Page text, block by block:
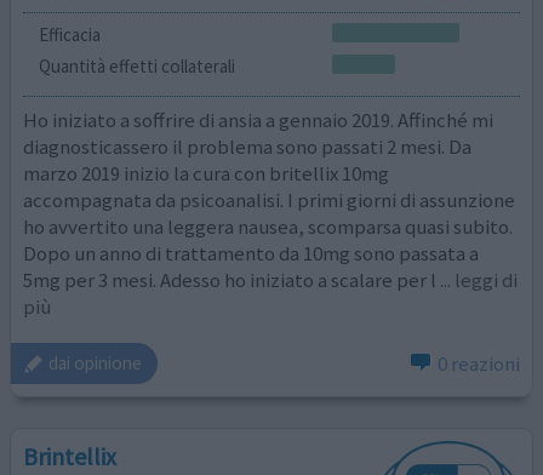
Efficacia
Quantità effetti collaterali
Ho iniziato a soffrire di ansia a gennaio 2019. Affinché mi
diagnosticassero il problema sono passati 2 mesi. Da
marzo 2019 inizio la cura con britellix 10mg
accompagnata da psicoanalisi. I primi giorni di assunzione
ho avvertito una leggera nausea, scomparsa quasi subito.
Dopo un anno di trattamento da 10mg sono passata a
5mg per 3 mesi. Adesso ho iniziato a scalare per l ... leggi di
più
dai opinione 0 reazioni
Brintellix